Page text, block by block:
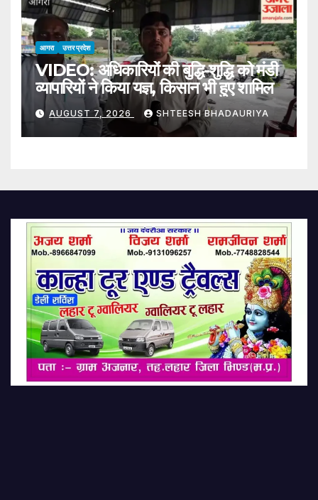
आगरा उत्तर प्रदेश
VIDEO: अधिकारियों की बुद्धि-शुद्धि को मंडी
व्यापारियों ने किया यज्ञ, किसान भी हुए शामिल
AUGUST 7, 2026 SHTEESH BHADAURIYA